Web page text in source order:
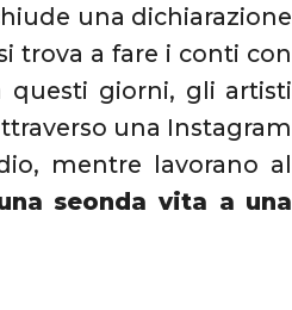
una dichiarazione
trova a fare i conti con
questi giorni, gli artisti
una Instagram
mentre lavorano al
seonda vita a una